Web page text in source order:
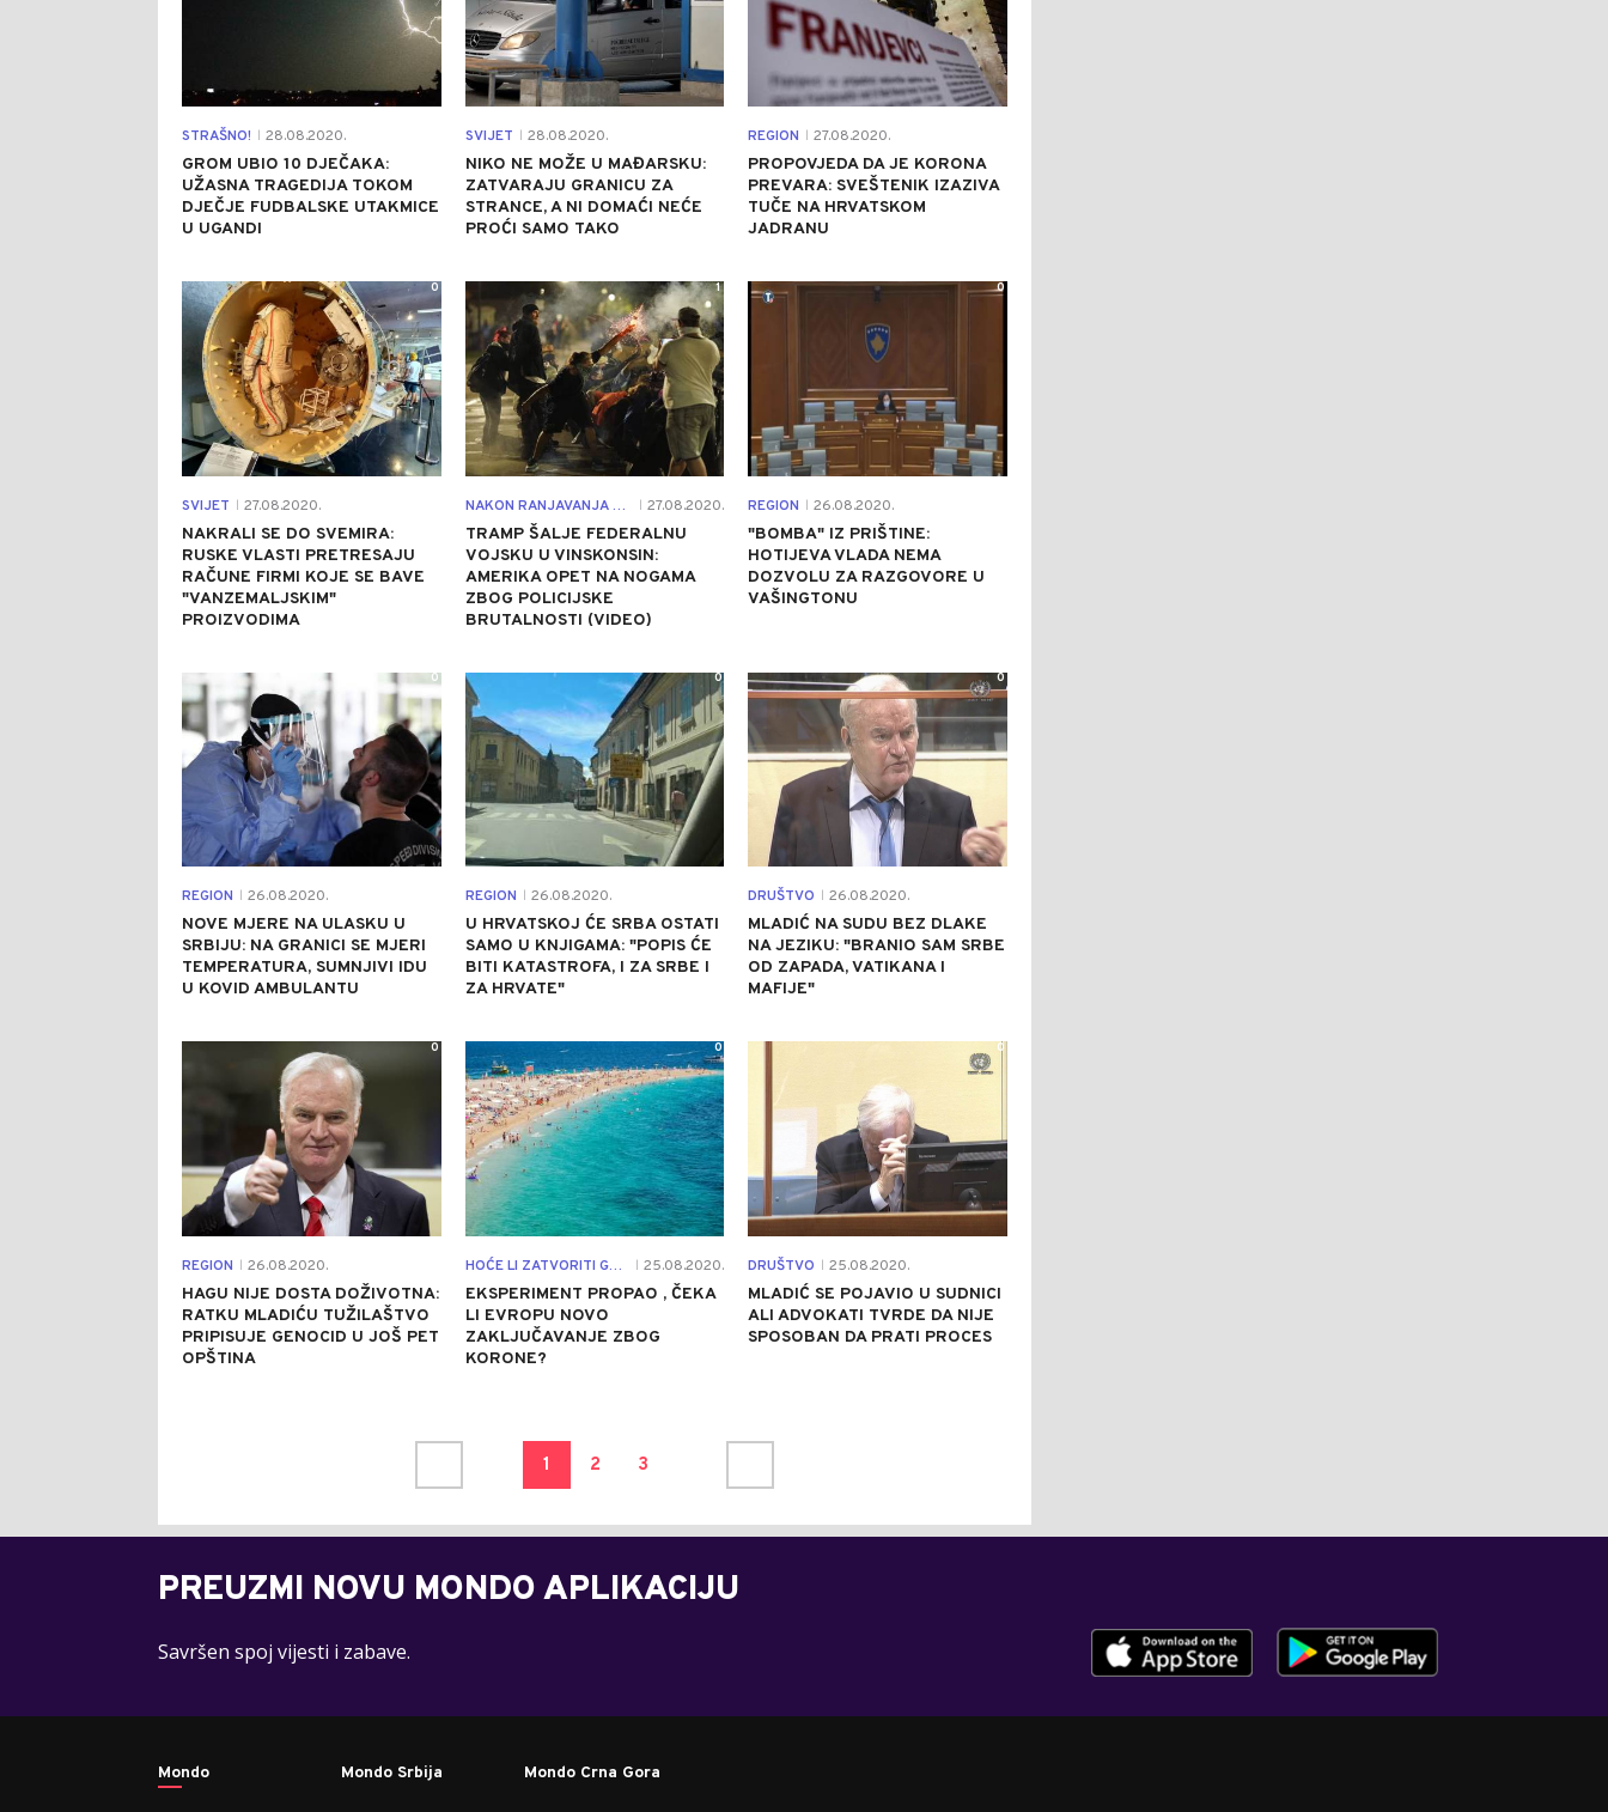
STRAŠNO! 28.08.2020.
GROM UBIO 10 DJEČAKA:
UŽASNA TRAGEDIJA TOKOM
DJEČJE FUDBALSKE UTAKMICE
U UGANDI
SVIJET 28.08.2020.
NIKO NE MOŽE U MAĐARSKU:
ZATVARAJU GRANICU ZA
STRANCE, A NI DOMAĆI NEĆE
PROĆI SAMO TAKO
REGION 27.08.2020.
PROPOVJEDA DA JE KORONA
PREVARA: SVEŠTENIK IZAZIVA
TUČE NA HRVATSKOM
JADRANU
SVIJET 27.08.2020.
NAKRALI SE DO SVEMIRA:
RUSKE VLASTI PRETRESAJU
RAČUNE FIRMI KOJE SE BAVE
"VANZEMALJSKIM"
PROIZVODIMA
0
NAKON RANJAVANJA CRNCA 27.08.2020.
TRAMP ŠALJE FEDERALNU
VOJSKU U VINSKONSIN:
AMERIKA OPET NA NOGAMA
ZBOG POLICIJSKE
BRUTALNOSTI (VIDEO)
1
REGION 26.08.2020.
"BOMBA" IZ PRIŠTINE:
HOTIJEVA VLADA NEMA
DOZVOLU ZA RAZGOVORE U
VAŠINGTONU
0
REGION 26.08.2020.
NOVE MJERE NA ULASKU U
SRBIJU: NA GRANICI SE MJERI
TEMPERATURA, SUMNJIVI IDU
U KOVID AMBULANTU
0
REGION 26.08.2020.
U HRVATSKOJ ĆE SRBA OSTATI
SAMO U KNJIGAMA: "POPIS ĆE
BITI KATASTROFA, I ZA SRBE I
ZA HRVATE"
0
DRUŠTVO 26.08.2020.
MLADIĆ NA SUDU BEZ DLAKE
NA JEZIKU: "BRANIO SAM SRBE
OD ZAPADA, VATIKANA I
MAFIJE"
0
REGION 26.08.2020.
HAGU NIJE DOSTA DOŽIVOTNA:
RATKU MLADIĆU TUŽILAŠTVO
PRIPISUJE GENOCID U JOŠ PET
OPŠTINA
0
HOĆE LI ZATVORITI GRANICE 25.08.2020.
EKSPERIMENT PROPAO , ČEKA
LI EVROPU NOVO
ZAKLJUČAVANJE ZBOG
KORONE?
0
DRUŠTVO 25.08.2020.
MLADIĆ SE POJAVIO U SUDNICI
ALI ADVOKATI TVRDE DA NIJE
SPOSOBAN DA PRATI PROCES
0
1 2 3
PREUZMI NOVU MONDO APLIKACIJU
Savršen spoj vijesti i zabave.
Mondo Mondo Srbija Mondo Crna Gora